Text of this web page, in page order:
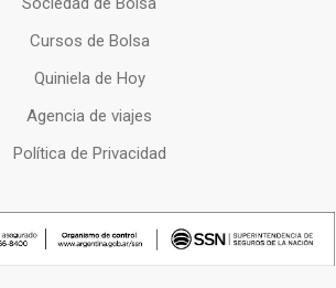
Cursos de Bolsa
Quiniela de Hoy
Agencia de viajes
Política de Privacidad